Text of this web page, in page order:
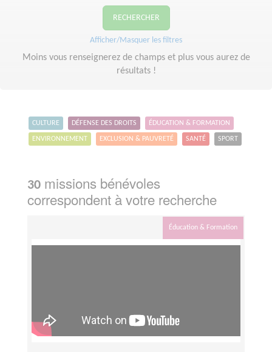
RECHERCHER
Afficher/Masquer les filtres
Moins vous renseignerez de champs et plus vous aurez de
résultats !
CULTURE DÉFENSE DES DROITS ÉDUCATION & FORMATION
ENVIRONNEMENT EXCLUSION & PAUVRETÉ SANTÉ SPORT
30 missions bénévoles
correspondent à votre recherche
Éducation & Formation